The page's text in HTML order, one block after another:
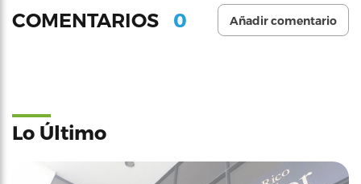
COMENTARIOS 0 Añadir comentario
Lo Último